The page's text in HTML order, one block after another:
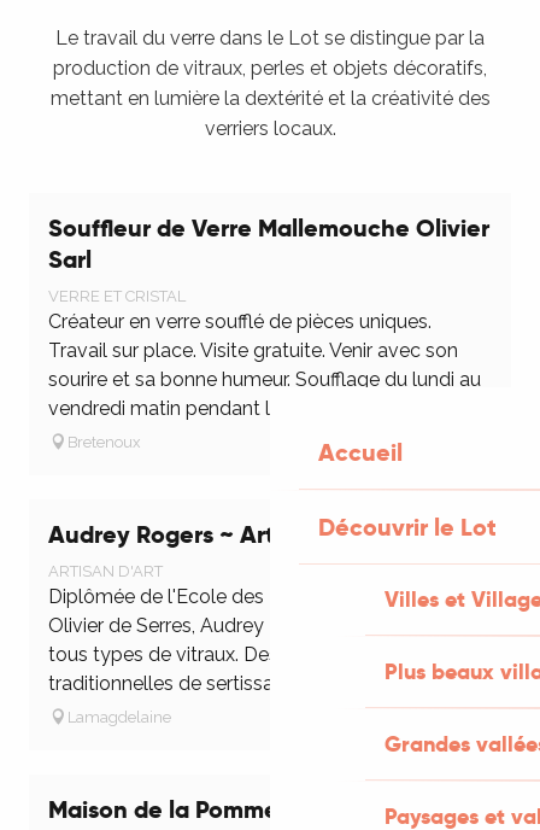
Accueil
Découvrir le Lot
Villes et
Plus beaux
Grandes
Paysages et
Le travail du verre dans le Lot se distingue par la
production de vitraux, perles et objets décoratifs,
mettant en lumière la dextérité et la créativité des
verriers locaux.
Souffleur de Verre Mallemouche Olivier
Sarl
VERRE ET CRISTAL
Créateur en verre soufflé de pièces uniques.
Travail sur place. Visite gratuite. Venir avec son
sourire et sa bonne humeur. Soufflage du lundi au
vendredi matin pendant la ...
Bretenoux
Audrey Rogers ~ Art du Vitrail
ARTISAN D'ART
Diplômée de l'Ecole des Métiers d'Art de Paris,
Olivier de Serres, Audrey Rogers crée et restaure
tous types de vitraux. Des techniques
traditionnelles de sertissage au plomb,...
Lamagdelaine
Maison de la Pommette